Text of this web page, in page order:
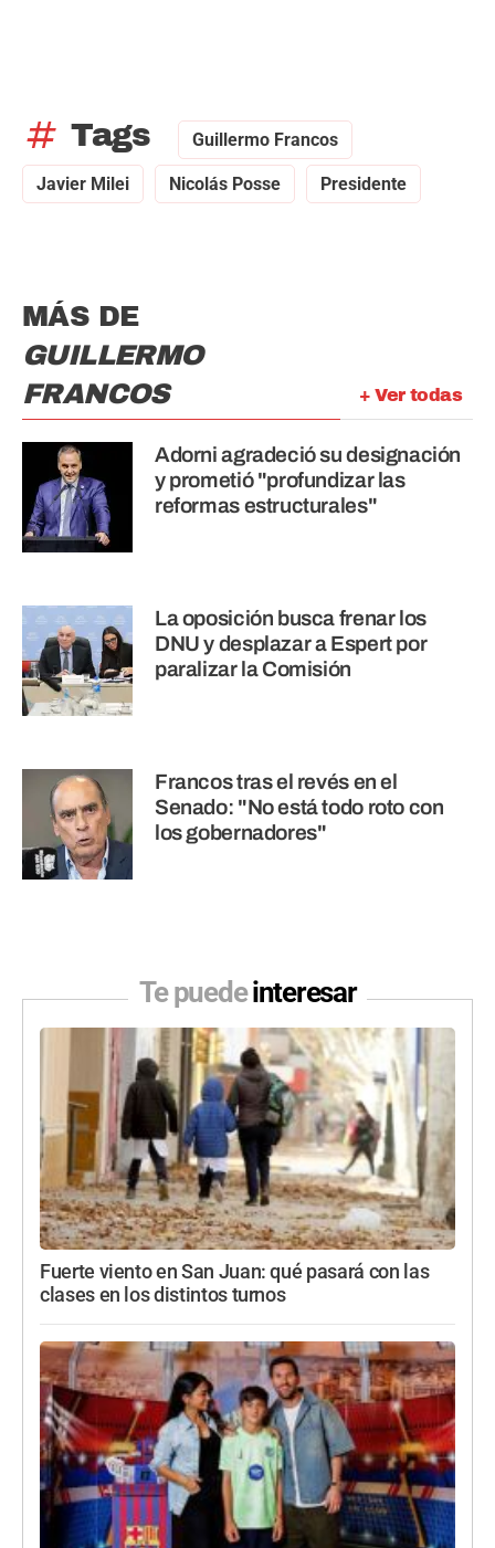
tag Tags Guillermo Francos
Javier Milei Nicolás Posse Presidente
+ Ver todas
MÁS DE
GUILLERMO
FRANCOS
Adorni agradeció su designación
y prometió "profundizar las
reformas estructurales"
La oposición busca frenar los
DNU y desplazar a Espert por
paralizar la Comisión
Francos tras el revés en el
Senado: "No está todo roto con
los gobernadores"
Te puedeinteresar
Fuerte viento en San Juan: qué pasará con las
clases en los distintos turnos